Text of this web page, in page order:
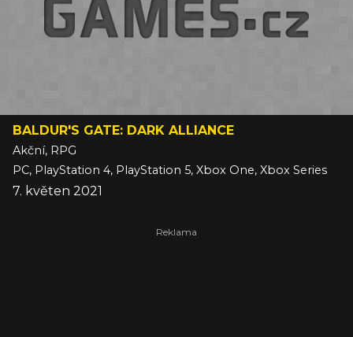
BALDUR'S GATE: DARK ALLIANCE
Akční, RPG
PC, PlayStation 4, PlayStation 5, Xbox One, Xbox Series
7. květen 2021